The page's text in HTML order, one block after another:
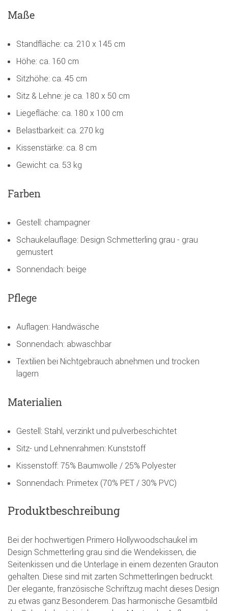
Maße
Standfläche: ca. 210 x 145 cm
Höhe: ca. 160 cm
Sitzhöhe: ca. 45 cm
Sitz & Lehne: je ca. 180 x 50 cm
Liegefläche: ca. 180 x 100 cm
Belastbarkeit: ca. 270 kg
Kissenstärke: ca. 8 cm
Gewicht: ca. 53 kg
Farben
Gestell: champagner
Schaukelauflage: Design Schmetterling grau - grau
gemustert
Sonnendach: beige
Pflege
Auflagen: Handwäsche
Sonnendach: abwaschbar
Textilien bei Nichtgebrauch abnehmen und trocken
lagern
Materialien
Gestell: Stahl, verzinkt und pulverbeschichtet
Sitz- und Lehnenrahmen: Kunststoff
Kissenstoff: 75% Baumwolle / 25% Polyester
Sonnendach: Primetex (70% PET / 30% PVC)
Produktbeschreibung
Bei der hochwertigen Primero Hollywoodschaukel im
Design Schmetterling grau sind die Wendekissen, die
Seitenkissen und die Unterlage in einem dezenten Grauton
gehalten. Diese sind mit zarten Schmetterlingen bedruckt.
Der elegante, französische Schriftzug macht dieses Design
zu etwas ganz Besonderem. Das harmonische Gesamtbild